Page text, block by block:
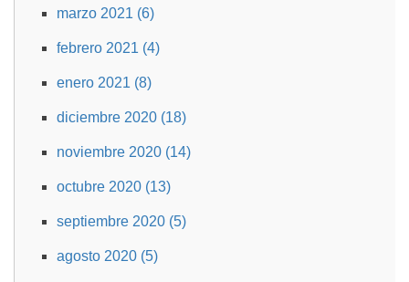
marzo 2021 (6)
febrero 2021 (4)
enero 2021 (8)
diciembre 2020 (18)
noviembre 2020 (14)
octubre 2020 (13)
septiembre 2020 (5)
agosto 2020 (5)